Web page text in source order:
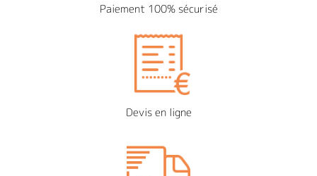
Paiement 100% sécurisé
Devis en ligne